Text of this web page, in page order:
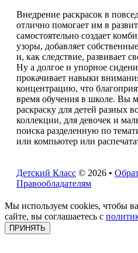
Внедрение раскрасок в
отлично помогает им в
самостоятельно создает
узоры, добавляет
и, как следствие, развивает
Ну а долгое и упорное
прокачивает навыки
концентрацию, что
время обучения в школе. Вы
раскраску для детей разных
коллекции, для девочек и
поиска разделенную по
или компьютер или
Детский Класс © 2026 •
Правообладателям
Мы используем cookies, чтобы
сайте, вы соглашаетесь с
ПРИНЯТЬ